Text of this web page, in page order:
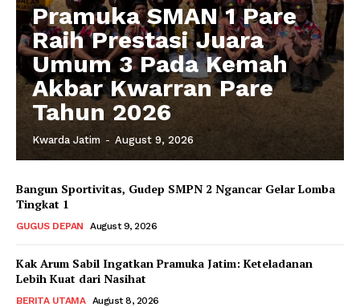
Pramuka SMAN 1 Pare
Raih Prestasi Juara
Umum 3 Pada Kemah
Akbar Kwarran Pare
Tahun 2026
Kwarda Jatim - August 9, 2026
Bangun Sportivitas, Gudep SMPN 2 Ngancar Gelar Lomba
Tingkat 1
GUGUS DEPAN August 9, 2026
Kak Arum Sabil Ingatkan Pramuka Jatim: Keteladanan
Lebih Kuat dari Nasihat
BERITA UTAMA August 8, 2026